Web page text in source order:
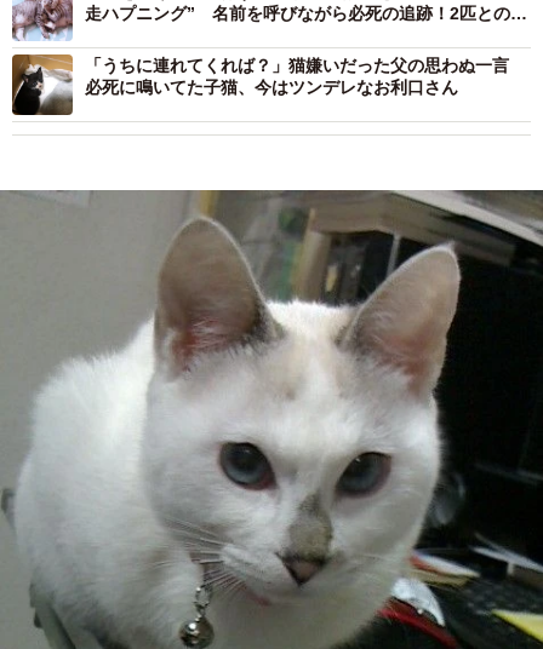
走ハプニング” 名前を呼びながら必死の追跡！2匹との再
「うちに連れてくれば？」猫嫌いだった父の思わぬ一言
必死に鳴いてた子猫、今はツンデレなお利口さん